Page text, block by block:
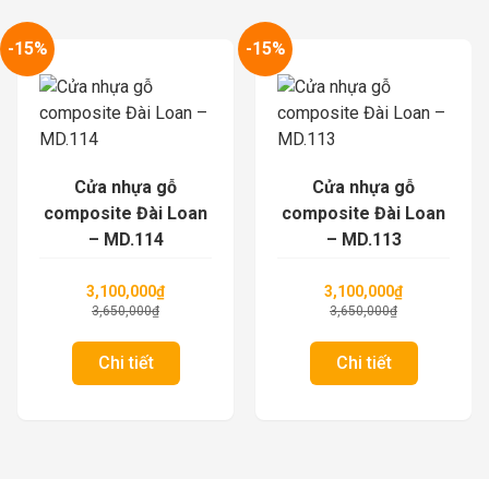
-15%
Cửa nhựa gỗ
composite Đài Loan
– MD.114
3,100,000₫
3,650,000₫
Chi tiết
-15%
Cửa nhựa gỗ
composite Đài Loan
– MD.113
3,100,000₫
3,650,000₫
Chi tiết